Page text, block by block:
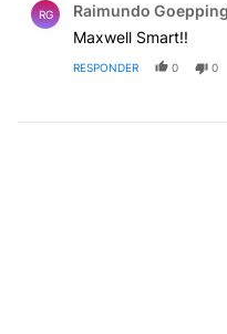
RG Raimundo
Maxwell Smart!!
RESPONDER 0 0